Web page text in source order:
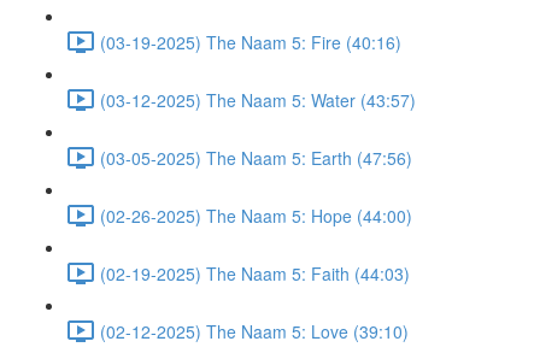
(03-19-2025) The Naam 5: Fire (40:16)
(03-12-2025) The Naam 5: Water (43:57)
(03-05-2025) The Naam 5: Earth (47:56)
(02-26-2025) The Naam 5: Hope (44:00)
(02-19-2025) The Naam 5: Faith (44:03)
(02-12-2025) The Naam 5: Love (39:10)